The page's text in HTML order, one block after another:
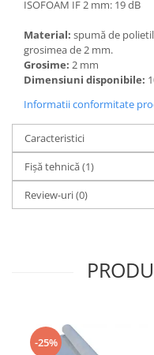
ISOFOAM IF 2 mm: 19 dB
Material: spumă de
grosimea de 2 mm.
Grosime: 2 mm
Dimensiuni disponibile:
Informatii conformitate
Caracteristici
Fișă tehnică (1)
Review-uri(0)
-25%